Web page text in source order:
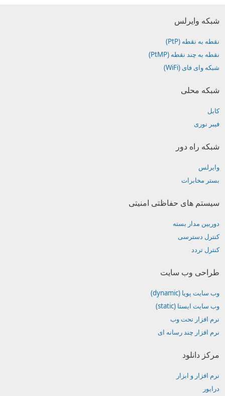
شبکه وایرلس
نقطه به نقطه (PtP)
نقطه به چند نقطه (PtMP)
شبکه وای فای (WiFi)
شبکه محلی
کابل
فیبر نوری
شبکه راه دور
وایرلس
بستر مخابرات
سیستم های حفاظتی امنیتی
دوربین مدار بسته
کنترل دسترسی
کنترل تردد
طراحی وب سایت
وب سایت پویا (dynamic)
وب سایت ایستا (static)
نرم افزار تحت وب
نرم افزار چند رسانه ای
مرکز دانلود
نرم افزار و ابزار
درایور